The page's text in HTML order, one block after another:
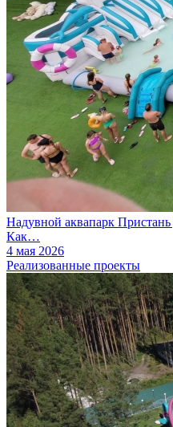
Надувной аквапарк
Как…
4 мая 2026
Реализованные проекты